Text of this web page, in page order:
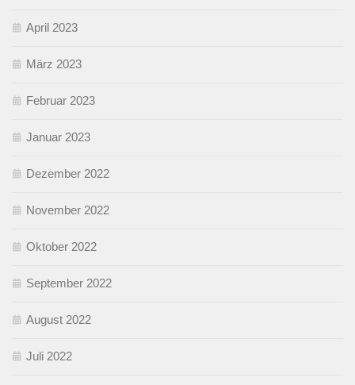
April 2023
März 2023
Februar 2023
Januar 2023
Dezember 2022
November 2022
Oktober 2022
September 2022
August 2022
Juli 2022